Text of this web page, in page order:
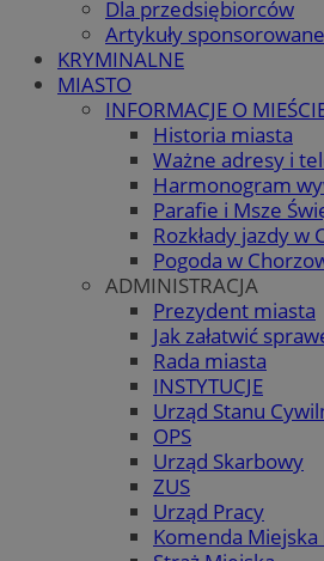
Dla przedsiębiorców
Artykuły sponsorowane
KRYMINALNE
MIASTO
INFORMACJE O
Historia miasta
Ważne adresy i
Harmonogram
Parafie i Msze
Rozkłady jazdy w
Pogoda w
ADMINISTRACJA
Prezydent miasta
Jak załatwić
Rada miasta
INSTYTUCJE
Urząd Stanu
OPS
Urząd Skarbowy
ZUS
Urząd Pracy
Komenda Miejska